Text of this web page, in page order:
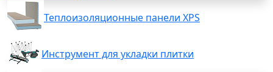
Теплоизоляционные панели XPS
Инструмент для укладки плитки